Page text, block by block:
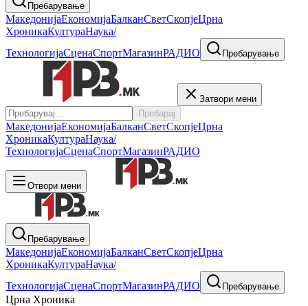
Пребарување
МакедонијаЕкономијаБалканСветСкопјеЦрна
ХроникаКултураНаука/
ТехнологијаСценаСпортМагазинРАДИО Пребарување
Затвори мени
Пребарај
МакедонијаЕкономијаБалканСветСкопјеЦрна
ХроникаКултураНаука/
ТехнологијаСценаСпортМагазинРАДИО
Отвори мени
Пребарување
МакедонијаЕкономијаБалканСветСкопјеЦрна
ХроникаКултураНаука/
ТехнологијаСценаСпортМагазинРАДИО Пребарување
Црна Хроника